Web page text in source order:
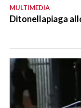
MULTIMEDIA
Ditonellapiaga